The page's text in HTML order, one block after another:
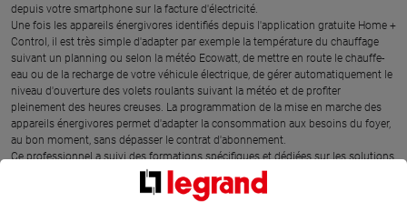
depuis votre smartphone sur la facture d'électricité.
Une fois les appareils énergivores identifiés depuis l'application gratuite Home +
Control, il est très simple d'adapter par exemple la température du chauffage
suivant un planning ou selon la météo Ecowatt, de mettre en route le chauffe-
eau ou de la recharge de votre véhicule électrique, de gérer automatiquement le
niveau d'ouverture des volets roulants suivant la météo et de profiter
pleinement des heures creuses. La programmation de la mise en marche des
appareils énergivores permet d'adapter la consommation aux besoins du foyer,
au bon moment, sans dépasser le contrat d'abonnement.
Ce professionnel a suivi des formations spécifiques et dédiées sur les solutions
Legrand d'efficacité énergétique. L'entreprise DEHEDIN SEBASTIEN est l'expert
proche de chez vous pour comprendre votre consommation électrique et agir